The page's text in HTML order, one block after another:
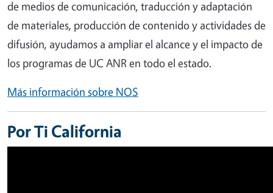
de medios de comunicación, traducción y adaptación
de materiales, producción de contenido y actividades de
difusión, ayudamos a ampliar el alcance y el impacto de
los programas de UC ANR en todo el estado.
Más información sobre NOS
Por Ti California